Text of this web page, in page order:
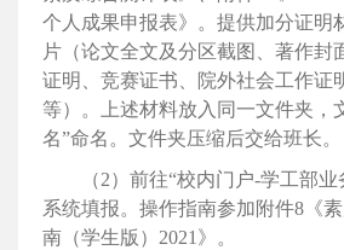
个人成果申报表》。提供加分证明
片（论文全文及分区截图、著作封
证明、竞赛证书、院外社会工作证
等）。上述材料放入同一文件夹，
名”命名。文件夹压缩后交给班长。
（2）前往“校内门户-学工部
系统填报。操作指南参加附件8《
南（学生版）2021》。